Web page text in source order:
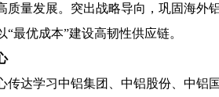
质量发展。突出战略导向，巩固海外
“最优成本”建设高韧性供应链。
传达学习中铝集团、中铝股份、中铝